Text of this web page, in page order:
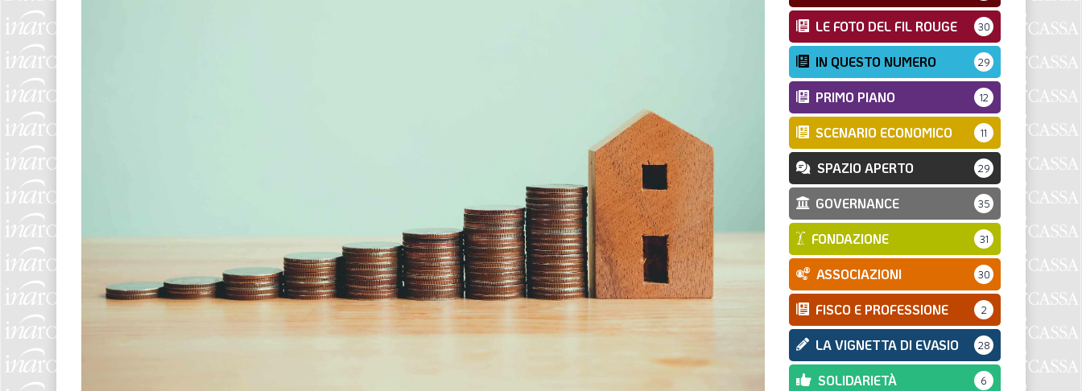
LE FOTO DEL FIL ROUGE 30
IN QUESTO NUMERO 29
PRIMO PIANO 12
SCENARIO ECONOMICO 11
SPAZIO APERTO 29
GOVERNANCE 35
FONDAZIONE 31
ASSOCIAZIONI 30
FISCO E PROFESSIONE 2
LA VIGNETTA DI EVASIO 28
SOLIDARIETÀ 6